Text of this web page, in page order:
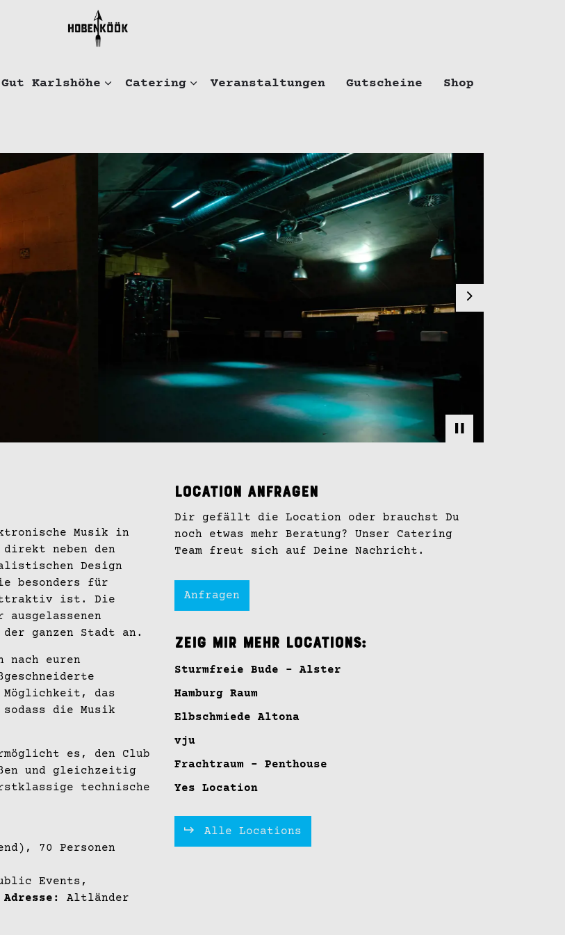
Gut Karlshöhe Catering Veranstaltungen Gutscheine Shop
Musik in
neben den
Design
besonders für
attraktiv ist. Die
ganzen Stadt an.
nach euren
Möglichkeit, das
die Musik
es, den Club
und gleichzeitig
technische
70 Personen
Events,
Adresse: Altländer
Location anfragen
Dir gefällt die Location oder brauchst Du
noch etwas mehr Beratung? Unser Catering
Team freut sich auf Deine Nachricht.
Anfragen
Zeig mir mehr Locations:
Sturmfreie Bude - Alster
Hamburg Raum
Elbschmiede Altona
vju
Frachtraum - Penthouse
Yes Location
Alle Locations